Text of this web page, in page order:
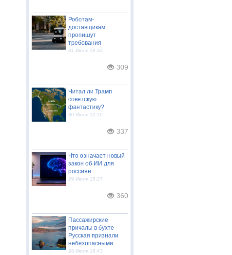
Роботам-
доставщикам
пропишут
требования
31 Июля 18:32
309
Читал ли Трамп
советскую
фантастику?
30 Июля 12:20
337
Что означает новый
закон об ИИ для
россиян
29 Июля 15:27
360
Пассажирские
причалы в бухте
Русская признали
небезопасными
28 Июля 18:43